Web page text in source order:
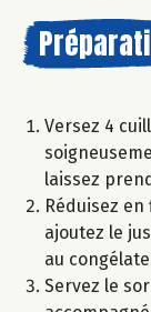
Versez 4
laissez
Réduisez
ajoutez le
au
Servez le